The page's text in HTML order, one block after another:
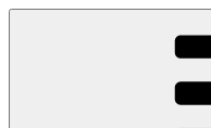
Přejít